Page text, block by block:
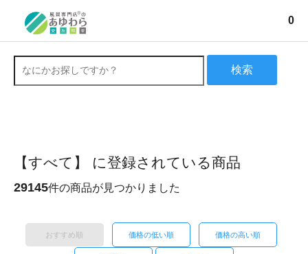
0
検索
【すべて】 に登録されている商品
29145件の商品が見つかりました
おすすめ順 価格の低い順 価格の高い順